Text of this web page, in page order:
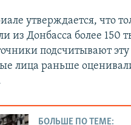
утверждается, что
из Донбасса более 150
подсчитывают
лица раньше
БОЛЬШЕ ПО ТЕМЕ: